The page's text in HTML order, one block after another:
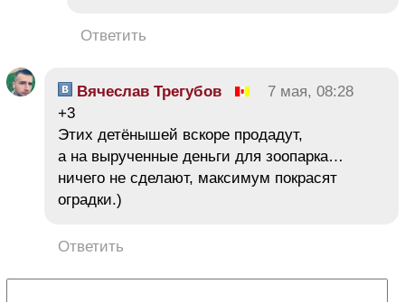
Ответить
Вячеслав Трегубов
7 мая, 08:28
+3
Этих детёнышей вскоре продадут,
а на вырученные деньги для зоопарка…
ничего не сделают, максимум покрасят
оградки.)
Ответить